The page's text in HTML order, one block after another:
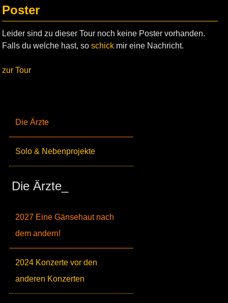
Die Ärzte
Solo & Nebenprojekte
Die Ärzte_
2027 Eine Gänsehaut nach
dem andern!
2024 Konzerte vor den
anderen Konzerten
Poster
Leider sind zu dieser Tour noch keine Poster vorhanden.
Falls du welche hast, so schick mir eine Nachricht.
zur Tour